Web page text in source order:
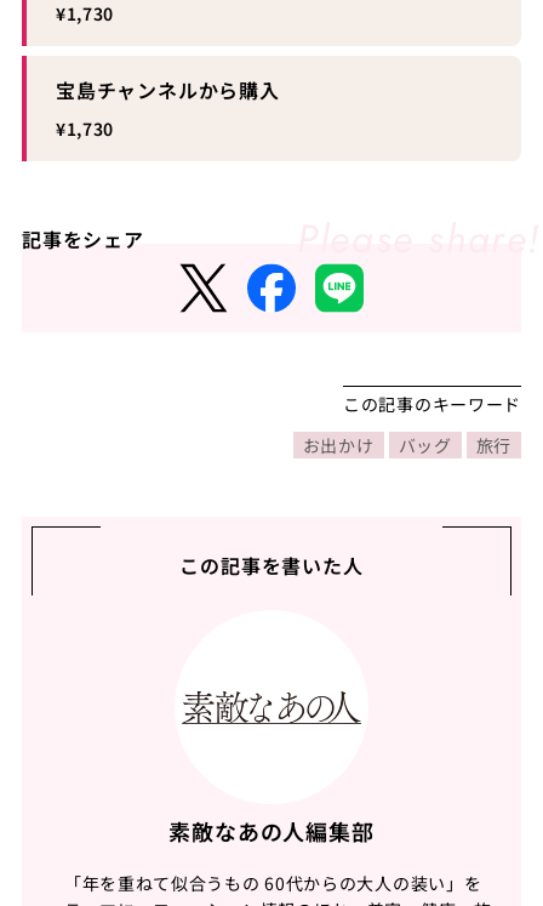
¥1,730
宝島チャンネルから購入
¥1,730
記事をシェア
この記事のキーワード
お出かけ
バッグ 旅行
この記事を書いた人
素敵なあの人編集部
「年を重ねて似合うもの 60代からの大人の装い」を